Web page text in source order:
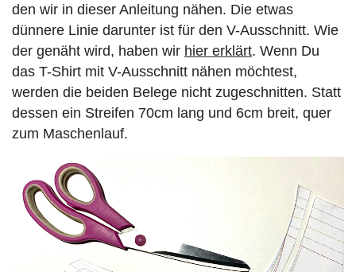
den wir in dieser Anleitung nähen. Die etwas
dünnere Linie darunter ist für den V-Ausschnitt. Wie
der genäht wird, haben wir hier erklärt. Wenn Du
das T-Shirt mit V-Ausschnitt nähen möchtest,
werden die beiden Belege nicht zugeschnitten. Statt
dessen ein Streifen 70cm lang und 6cm breit, quer
zum Maschenlauf.